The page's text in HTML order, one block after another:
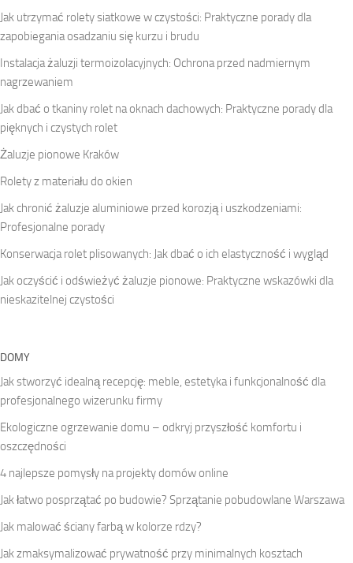
Jak utrzymać rolety siatkowe w czystości: Praktyczne porady dla
zapobiegania osadzaniu się kurzu i brudu
Instalacja żaluzji termoizolacyjnych: Ochrona przed nadmiernym
nagrzewaniem
Jak dbać o tkaniny rolet na oknach dachowych: Praktyczne porady dla
pięknych i czystych rolet
Żaluzje pionowe Kraków
Rolety z materiału do okien
Jak chronić żaluzje aluminiowe przed korozją i uszkodzeniami:
Profesjonalne porady
Konserwacja rolet plisowanych: Jak dbać o ich elastyczność i wygląd
Jak oczyścić i odświeżyć żaluzje pionowe: Praktyczne wskazówki dla
nieskazitelnej czystości
DOMY
Jak stworzyć idealną recepcję: meble, estetyka i funkcjonalność dla
profesjonalnego wizerunku firmy
Ekologiczne ogrzewanie domu – odkryj przyszłość komfortu i
oszczędności
4 najlepsze pomysły na projekty domów online
Jak łatwo posprzątać po budowie? Sprzątanie pobudowlane Warszawa
Jak malować ściany farbą w kolorze rdzy?
Jak zmaksymalizować prywatność przy minimalnych kosztach